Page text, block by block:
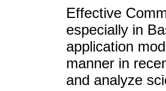
Effective
especially in
application
manner in
and analyze